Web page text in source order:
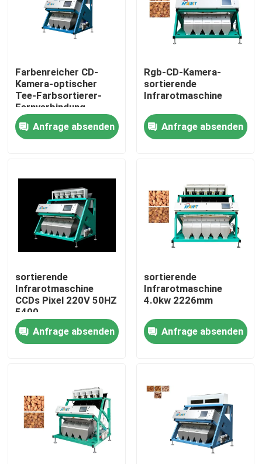
Haus
Über uns
Fabrik-Ausflug
Qualitätskontrolle
Treten Sie mit uns in Verbindung
Nachrichten
Reisfarbsortierer
Farbenreicher CD-
Kamera-optischer
Tee-Farbsortierer-
Fernverbindung
Anfrage absenden
Rgb-CD-Kamera-
sortierende
Infrarotmaschine
Anfrage absenden
sortierende
Infrarotmaschine
CCDs Pixel 220V 50HZ
5400
Anfrage absenden
sortierende
Infrarotmaschine
4.0kw 2226mm
Anfrage absenden